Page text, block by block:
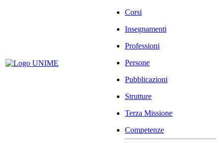
Corsi
Insegnamenti
Professioni
Persone
Pubblicazioni
Strutture
Terza Missione
Competenze